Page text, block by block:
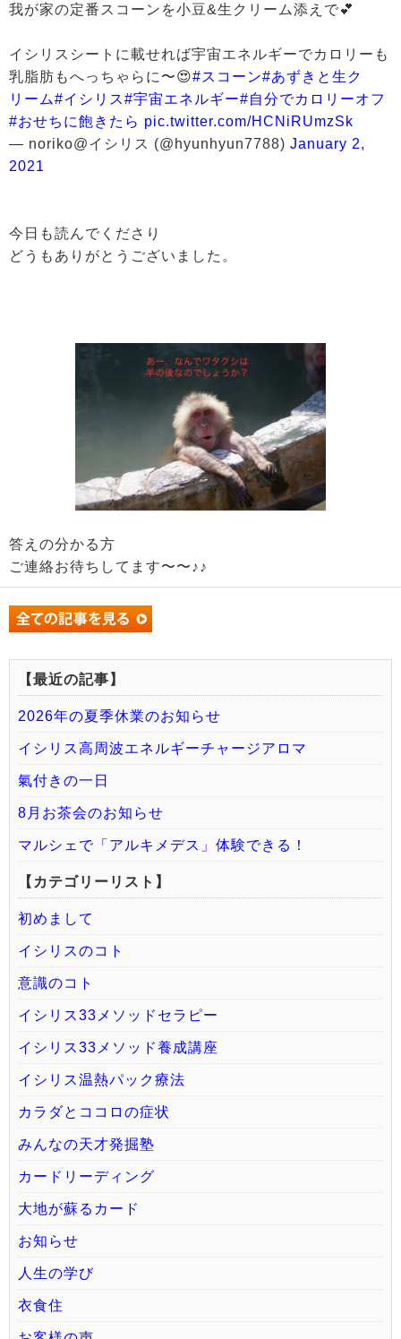
我が家の定番スコーンを小豆&生クリーム添えで💕
イシリスシートに載せれば宇宙エネルギーでカロリーも
乳脂肪もへっちゃらに〜😍#スコーン#あずきと生ク
リーム#イシリス#宇宙エネルギー#自分でカロリーオフ
#おせちに飽きたら pic.twitter.com/HCNiRUmzSk
— noriko@イシリス (@hyunhyun7788) January 2,
2021
今日も読んでくださり
どうもありがとうございました。
答えの分かる方
ご連絡お待ちしてます〜〜♪♪
【最近の記事】
2026年の夏季休業のお知らせ
イシリス高周波エネルギーチャージアロマ
氣付きの一日
8月お茶会のお知らせ
マルシェで「アルキメデス」体験できる！
【カテゴリーリスト】
初めまして
イシリスのコト
意識のコト
イシリス33メソッドセラピー
イシリス33メソッド養成講座
イシリス温熱パック療法
カラダとココロの症状
みんなの天才発掘塾
カードリーディング
大地が蘇るカード
お知らせ
人生の学び
衣食住